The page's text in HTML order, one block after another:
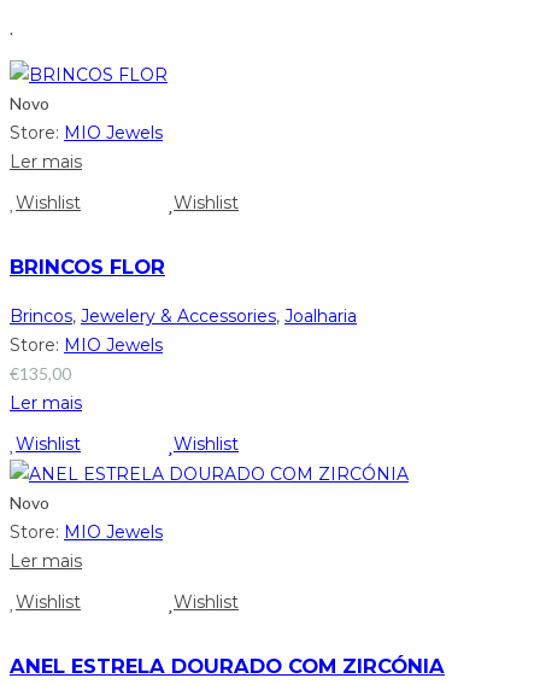
.
Novo
Store: MIO Jewels
Ler mais
Wishlist
Wishlist
BRINCOS FLOR
Brincos, Jewelery & Accessories, Joalharia
Store: MIO Jewels
€135,00
Ler mais
Wishlist
Wishlist
Novo
Store: MIO Jewels
Ler mais
Wishlist
Wishlist
ANEL ESTRELA DOURADO COM ZIRCÓNIA